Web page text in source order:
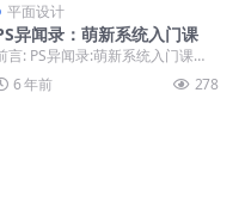
平面设计
异闻录：萌新系统入门课
言: PS异闻录:萌新系统入门课
，喜欢就下载吧。 正文: 共16
，从零开始...
6 年前 278